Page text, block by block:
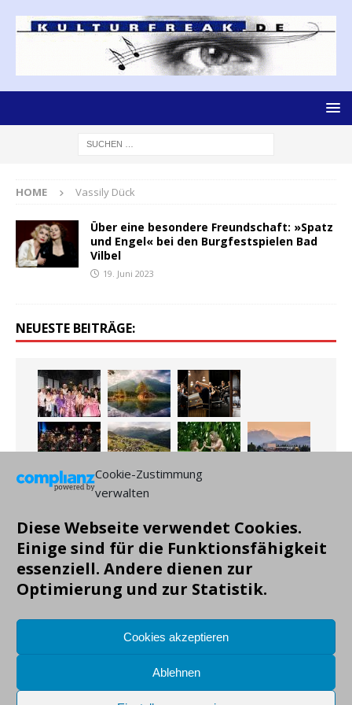
Cookie-Zustimmung
verwalten
Diese Webseite verwendet Cookies.
Einige sind für die Funktionsfähigkeit
essenziell. Andere dienen zur
Optimierung und zur Statistik.
Cookies akzeptieren
Ablehnen
HOME Vassily Dück
Über eine besondere Freundschaft: »Spatz
und Engel« bei den Burgfestspielen Bad
Vilbel
19. Juni 2023
NEUESTE BEITRÄGE: